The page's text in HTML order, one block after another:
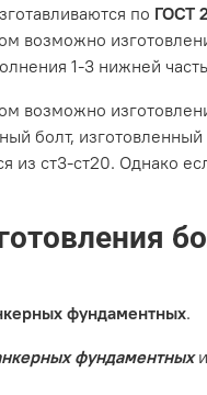
по ГОСТ
возможно
1-3 нижней
возможно
болт, изготовленный
из ст3-ст20. Однако
фундаментных.
фундаментныхи